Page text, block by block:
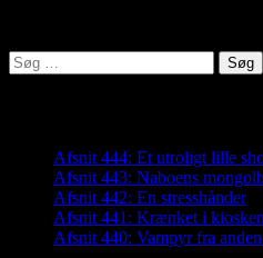
Søg
efter:
Afsnit 444: Et utroligt lille
Afsnit 443: Naboens
Afsnit 442: En stresshånder
Afsnit 441: Krænket i
Afsnit 440: Vampyr fra